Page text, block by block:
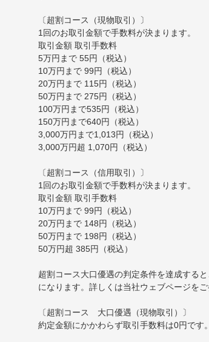
〔超割コース（現物取引）〕
1回のお取引金額で手数料が決まります。
取引金額 取引手数料
5万円まで 55円（税込）
10万円まで 99円（税込）
20万円まで 115円（税込）
50万円まで 275円（税込）
100万円まで535円（税込）
150万円まで640円（税込）
3,000万円まで1,013円（税込）
3,000万円超 1,070円（税込）
〔超割コース（信用取引）〕
1回のお取引金額で手数料が決まります。
取引金額 取引手数料
10万円まで 99円（税込）
20万円まで 148円（税込）
50万円まで 198円（税込）
50万円超 385円（税込）
超割コース大口優遇の判定条件を達成する
になります。詳しくは当社ウェブページをご
〔超割コース 大口優遇（現物取引）〕
約定金額にかかわらず取引手数料は0円です。